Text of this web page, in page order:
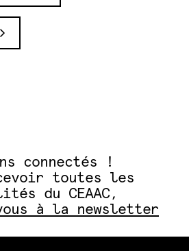
connectés !
toutes les
du CEAAC,
à la newsletter